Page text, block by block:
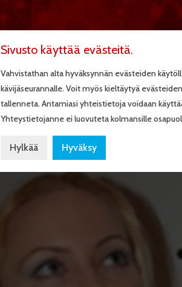
Sivusto käyttää evästeitä.
Vahvistathan alta hyväksynnän evästeiden
kävijäseurannalle. Voit myös kieltäytyä
tallenneta. Antamiasi yhteistietoja voidaan
Yhteystietojanne ei luovuteta kolmansille
Hylkää Hyväksy